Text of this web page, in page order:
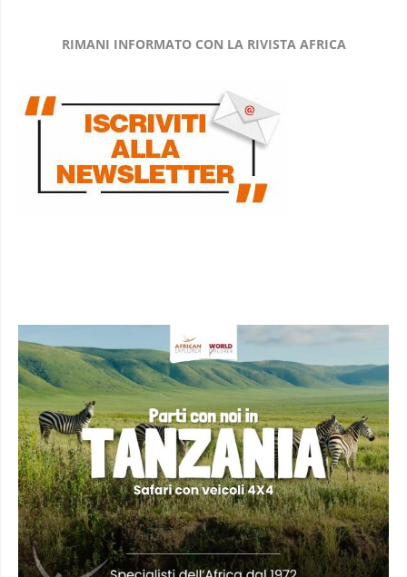
RIMANI INFORMATO CON LA RIVISTA AFRICA